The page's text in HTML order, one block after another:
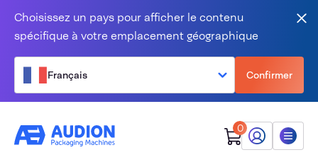
Choisissez un pays pour afficher le contenu
spécifique à votre emplacement géographique
Français Confirmer
0
Mon Audion
Menu